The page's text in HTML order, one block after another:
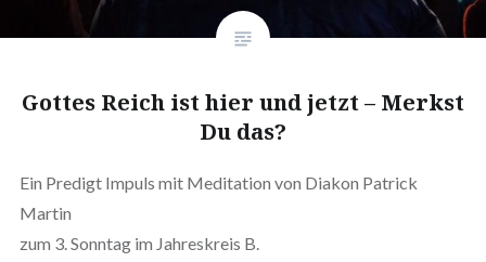
Gottes Reich ist hier und jetzt – Merkst
Du das?
Ein Predigt Impuls mit Meditation von Diakon Patrick
Martin
zum 3. Sonntag im Jahreskreis B.